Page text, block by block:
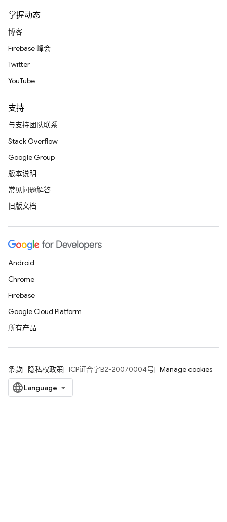
掌握动态
博客
Firebase 峰会
Twitter
YouTube
支持
与支持团队联系
Stack Overflow
Google Group
版本说明
常见问题解答
旧版文档
Android
Chrome
Firebase
Google Cloud Platform
所有产品
条款 隐私权政策 ICP证合字B2-20070004号 Manage cookies